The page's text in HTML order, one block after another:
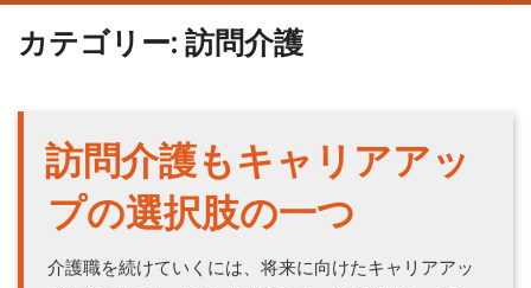
カテゴリー: 訪問介護
訪問介護もキャリアアッ
プの選択肢の一つ
介護職を続けていくには、将来に向けたキャリアアッ